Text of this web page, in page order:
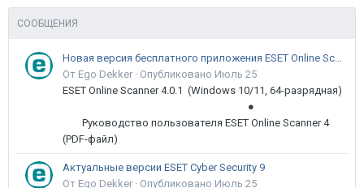
СООБЩЕНИЯ
Новая версия бесплатного приложения ESET Online Scanner доступна пользователям
От Ego Dekker · Опубликовано Июль 25
ESET Online Scanner 4.0.1 (Windows 10/11, 64-разрядная)
●
Руководство пользователя ESET Online Scanner 4
(PDF-файл)
Актуальные версии ESET Cyber Security 9
От Ego Dekker · Опубликовано Июль 25